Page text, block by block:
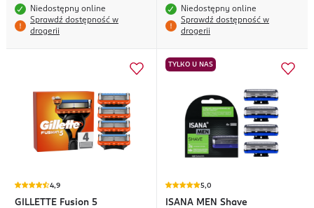
Niedostępny online
Sprawdź dostępność w
drogerii
Niedostępny online
Sprawdź dostępność w
drogerii
4,9
GILLETTE Fusion 5
TYLKO U NAS
5,0
ISANA MEN Shave